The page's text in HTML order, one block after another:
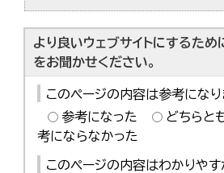
より良いウェブサイトにするため
をお聞かせください。
このページの内容は参考になり
参考になった
どちらと
考にならなかった
このページの内容はわかりやす